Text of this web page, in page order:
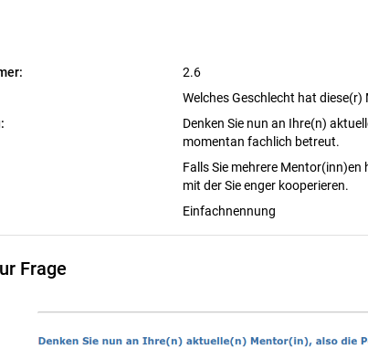
2.6
Welches Geschlecht hat diese(r)
Denken Sie nun an Ihre(n)
momentan fachlich betreut.
Falls Sie mehrere Mentor(inn)en
mit der Sie enger kooperieren.
Einfachnennung
Frage